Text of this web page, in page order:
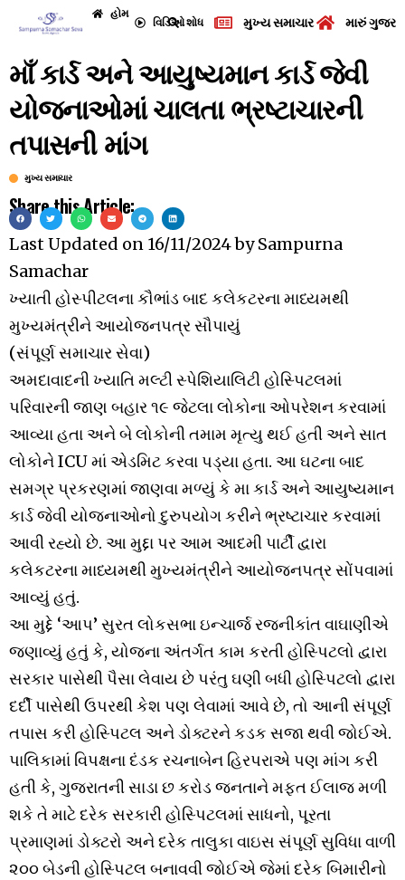
હોમ
વિડિઓશોધ મુખ્ય સમાચાર મારું
માઁ કાર્ડ અને આયુષ્યમાન કાર્ડ જેવી
યોજનાઓમાં ચાલતા ભ્રષ્ટાચારની
તપાસની માંગ
મુખ્ય સમાચાર
Share this Article:
Last Updated on 16/11/2024bySampurna
Samachar
ખ્યાતી હોસ્પીટલના કૌભાંડ બાદ કલેકટરના માધ્યમથી
મુખ્યમંત્રીને આયોજનપત્ર સૌપાયું
(સંપૂર્ણ સમાચાર સેવા)
અમદાવાદની ખ્યાતિ મલ્ટી સ્પેશિયાલિટી હોસ્પિટલમાં
પરિવારની જાણ બહાર ૧૯ જેટલા લોકોના ઓપરેશન કરવામાં
આવ્યા હતા અને બે લોકોની તમામ મૃત્યુ થઈ હતી અને સાત
લોકોને ICU માં એડમિટ કરવા પડ્યા હતા. આ ઘટના બાદ
સમગ્ર પ્રકરણમાં જાણવા મળ્યું કે મા કાર્ડ અને આયુષ્યમાન
કાર્ડ જેવી યોજનાઓનો દુરુપયોગ કરીને ભ્રષ્ટાચાર કરવામાં
આવી રહ્યો છે. આ મુદ્દા પર આમ આદમી પાર્ટી દ્વારા
કલેકટરના માધ્યમથી મુખ્યમંત્રીને આયોજનપત્ર સોંપવામાં
આવ્યું હતું.
આ મુદ્દે ‘આપ’ સુરત લોકસભા ઇન્ચાર્જ રજનીકાંત વાઘાણીએ
જણાવ્યું હતું કે, યોજના અંતર્ગત કામ કરતી હોસ્પિટલો દ્વારા
સરકાર પાસેથી પૈસા લેવાય છે પરંતુ ઘણી બધી હોસ્પિટલો દ્વારા
દર્દી પાસેથી ઉપરથી કેશ પણ લેવામાં આવે છે, તો આની સંપૂર્ણ
તપાસ કરી હોસ્પિટલ અને ડોક્ટરને કડક સજા થવી જોઈએ.
પાલિકામાં વિપક્ષના દંડક રચનાબેન હિરપરાએ પણ માંગ કરી
હતી કે, ગુજરાતની સાડા છ કરોડ જનતાને મફત ઈલાજ મળી
શકે તે માટે દરેક સરકારી હોસ્પિટલમાં સાધનો, પૂરતા
પ્રમાણમાં ડોક્ટરો અને દરેક તાલુકા વાઇસ સંપૂર્ણ સુવિધા વાળી
૨૦૦ બેડની હોસ્પિટલ બનાવવી જોઈએ જેમાં દરેક બિમારીનો